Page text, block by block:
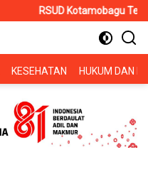
RSUD Kotamobagu Terima
KESEHATAN HUKUM DAN